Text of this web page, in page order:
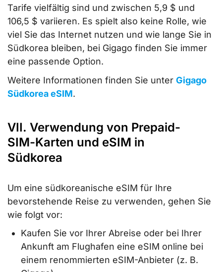
Tarife vielfältig sind und zwischen 5,9 $ und
106,5 $ variieren. Es spielt also keine Rolle, wie
viel Sie das Internet nutzen und wie lange Sie in
Südkorea bleiben, bei Gigago finden Sie immer
eine passende Option.
Weitere Informationen finden Sie unter Gigago
Südkorea eSIM.
VII. Verwendung von Prepaid-
SIM-Karten und eSIM in
Südkorea
Um eine südkoreanische eSIM für Ihre
bevorstehende Reise zu verwenden, gehen Sie
wie folgt vor:
Kaufen Sie vor Ihrer Abreise oder bei Ihrer
Ankunft am Flughafen eine eSIM online bei
einem renommierten eSIM-Anbieter (z. B.